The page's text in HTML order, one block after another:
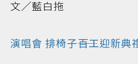
文／藍白拖
演唱會 排椅子――百工迎新典